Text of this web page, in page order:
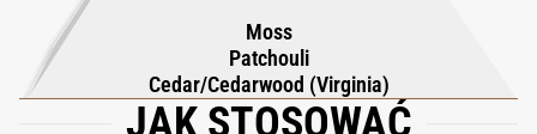
Moss
Patchouli
Cedar/Cedarwood (Virginia)
JAK STOSOWAĆ